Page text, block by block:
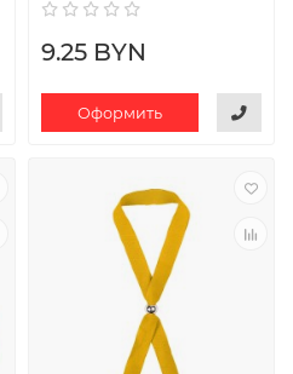
9.25 BYN
Оформить